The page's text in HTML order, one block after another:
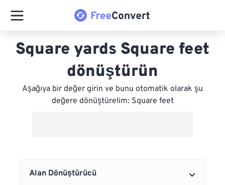
Square yards Square feet
dönüştürün
Aşağıya bir değer girin ve bunu otomatik olarak şu
değere dönüştürelim: Square feet